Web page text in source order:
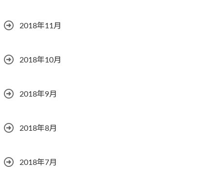
2018年11月
2018年10月
2018年9月
2018年8月
2018年7月